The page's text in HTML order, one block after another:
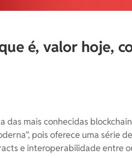
é, valor hoje,
das mais conhecidas
pois oferece uma série
e interoperabilidade entre